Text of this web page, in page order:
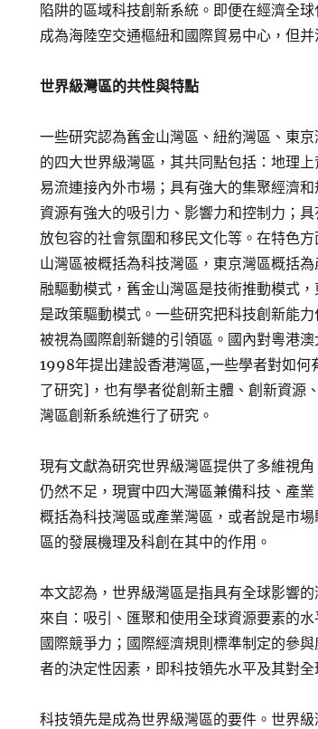
陷阱的區域科技創新系統。即便在經濟全
成為海陸空交通樞紐和國際貿易中心，但
世界級灣區的共性與特點
一些研究認為舊金山灣區、紐約灣區、東
的四大世界級灣區，其共同點包括：地理
易流連接內外市場；具有強大的集聚經濟
資源有強大的吸引力、影響力和控制力；
放包容的社會氛圍和移民文化等。在特色
山灣區被概括為科技灣區，東京灣區概括
融驅動模式，舊金山灣區是技術推動模式
是政策驅動模式。一些研究把科技創新能
被視為國際創新鏈的引領區。國內對粵港
1998年提出建設香港灣區,一些學者對如
了研究]，也有學者從創新主體、創新資源
灣區創新系統進行了研究。
現有文獻為研究世界級灣區提供了多維視
仍然不足，現實中四大灣區兼備科技、產
概括為科技灣區或產業灣區，或者說是市
區的發展機理及科創在其中的作用。
本文認為，世界級灣區是指具有全球影響
來自：吸引、匯聚和使用全球資源要素的
國際競爭力；國際經濟規則標準制定的參
者的決定性因素，即科技領先水平及其對
科技領先是成為世界級灣區的要件。世界